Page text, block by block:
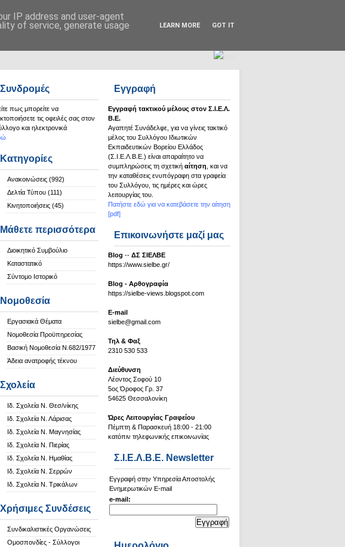
Σ.Ι.Ε.Λ.Β.Ε.
Εγγραφή
Εγγραφή τακτικού μέλους στον Σ.Ι.Ε.Λ.
Β.Ε.
Αγαπητέ Συνάδελφε, για να γίνεις τακτικό
μέλος του Συλλόγου Ιδιωτικών
Εκπαιδευτικών Βορείου Ελλάδος
(Σ.Ι.Ε.Λ.Β.Ε.) είναι απαραίτητο να
συμπληρώσεις τη σχετική αίτηση , και να
την καταθέσεις ενυπόγραφη στα γραφεία
του Συλλόγου, τις ημέρες και ώρες
λειτουργίας του.
Πατήστε εδώ για να κατεβάσετε την αίτηση
[pdf]
Επικοινωνήστε μαζί μας
Βlog -- ΔΣ ΣΙΕΛΒΕ
https://www.sielbe.gr/
Blog - Αρθογραφία
https://sielbe-views.blogspot.com
Ε-mail
sielbe@gmail.com
Τηλ & Φαξ
2310 530 533
Διεύθυνση
Λέοντος Σοφού 10
5ος Όροφος Γρ. 37
54625 Θεσσαλονίκη
Ώρες Λειτουργίας Γραφείου
Πέμπτη & Παρασκευή 18:00 - 21:00
κατόπιν τηλεφωνικής επικοινωνίας
Σ.Ι.Ε.Λ.Β.Ε. Newsletter
Εγγραφή στην Υπηρεσία Αποστολής
Ενημερωτικών E-mail
e-mail:
Συνδρομές
πως μπορείτε να
τις οφειλές σας στον
και ηλεκτρονικά
Κατηγορίες
Ανακοινώσεις (992)
Δελτία Τύπου (111)
Κινητοποιήσεις (45)
Μάθετε περισσότερα
Διοικητικό Συμβούλιο
Καταστατικό
Σύντομο Ιστορικό
Νομοθεσία
Εργασιακά Θέματα
Νομοθεσία Προϋπηρεσίας
Βασική Νομοθεσία Ν.682/1977
Άδεια ανατροφής τέκνου
Σχολεία
Ιδ. Σχολεία Ν. Θεσ/νίκης
Ιδ. Σχολεία Ν. Λάρισας
Ιδ. Σχολεία Ν. Μαγνησίας
Ιδ. Σχολεία Ν. Πιερίας
Ιδ. Σχολεία Ν. Ημαθίας
Ιδ. Σχολεία Ν. Σερρών
Ιδ. Σχολεία Ν. Τρικάλων
Χρήσιμες Συνδέσεις
Συνδικαλιστικές Οργανώσεις
Ομοσπονδίες - Σύλλογοι
IP address and user-agent
of service, generate usage LEARN MORE GOT IT